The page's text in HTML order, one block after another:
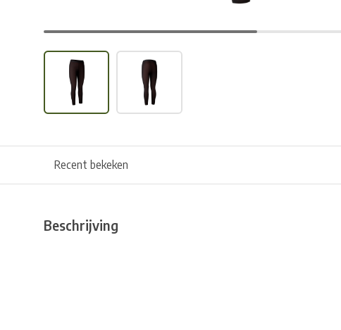
Recent bekeken
Beschrijving